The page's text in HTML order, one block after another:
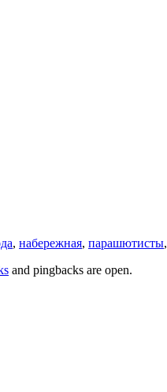
, набережная, парашютисты,
and pingbacks are open.